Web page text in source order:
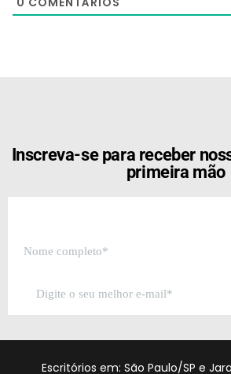
Inscreva-se para receber
primeira mão
Escritórios em: São Paulo/SP e